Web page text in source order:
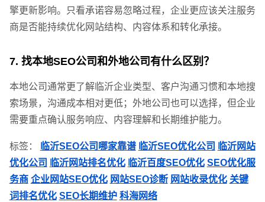
擎更新影响。只看承诺容易忽略过程，企业更应该关注服务
商是否能持续优化网站结构、内容体系和转化承接。
7. 找本地SEO公司和外地公司有什么区别？
本地公司通常更了解临沂企业类型、客户沟通习惯和本地搜
索场景，沟通成本相对更低；外地公司也可以选择，但企业
需要重点确认服务响应、内容理解和长期维护能力。
标签： 临沂SEO公司哪家靠谱 临沂SEO优化公司
临沂网站
优化公司
临沂网站排名优化 临沂百度SEO优化 SEO优化服
务商 企业网站SEO优化 网站SEO诊断 网站收录优化 关键
词排名优化 SEO长期维护 科海网络
需要方案后报价